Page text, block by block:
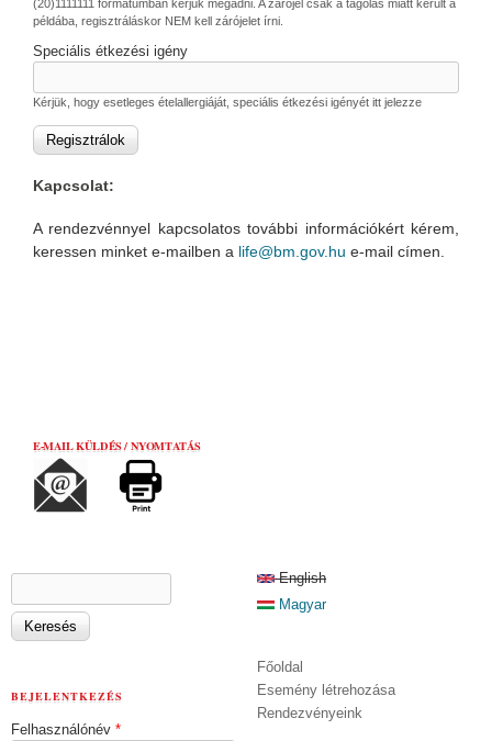
(20)1111111 formátumban kérjük megadni. A zárójel csak a tagolás miatt került a
példába, regisztráláskor NEM kell zárójelet írni.
Speciális étkezési igény
Kérjük, hogy esetleges ételallergiáját, speciális étkezési igényét itt jelezze
Kapcsolat:
A rendezvénnyel kapcsolatos további információkért kérem,
keressen minket e-mailben a life@bm.gov.hu e-mail címen.
E-MAIL KÜLDÉS / NYOMTATÁS
KERESÉS ŰRLAP
BEJELENTKEZÉS
Felhasználónév *
English
Magyar
Főoldal
Esemény létrehozása
Rendezvényeink